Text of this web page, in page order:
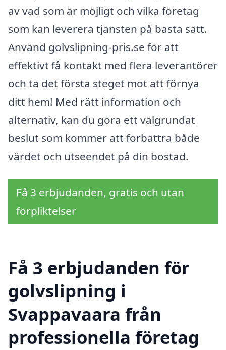
av vad som är möjligt och vilka företag
som kan leverera tjänsten på bästa sätt.
Använd golvslipning-pris.se för att
effektivt få kontakt med flera leverantörer
och ta det första steget mot att förnya
ditt hem! Med rätt information och
alternativ, kan du göra ett välgrundat
beslut som kommer att förbättra både
värdet och utseendet på din bostad.
Få 3 erbjudanden, gratis och utan
förpliktelser
Få 3 erbjudanden för
golvslipning i
Svappavaara från
professionella företag